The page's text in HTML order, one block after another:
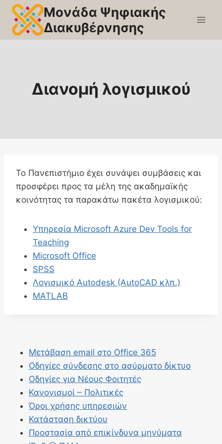
Skip
content
Μονάδα Ψηφιακής
Διακυβέρνησης
Διανομή λογισμικού
Το Πανεπιστήμιο έχει συνάψει συμβάσεις και
προσφέρει προς τα μέλη της ακαδημαϊκής
κοινότητας τα παρακάτω πακέτα λογισμικού:
Υπηρεσία Microsoft Azure Dev Tools for
Teaching
Microsoft Office
SPSS
Λογισμικό Autodesk (AutoCAD κλπ.)
MATLAB
Μετάβαση email στο Office 365
Οδηγίες σύνδεσης στο ασύρματο δίκτυο
Οδηγίες για Νέους Φοιτητές
Κανονισμοί – Πολιτικές
Όροι χρήσης υπηρεσιών
Κατάσταση δικτύου
Προστασία από επικίνδυνα μηνύματα